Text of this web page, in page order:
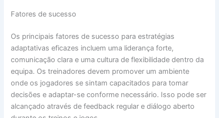
Fatores de sucesso
Os principais fatores de sucesso para estratégias
adaptativas eficazes incluem uma liderança forte,
comunicação clara e uma cultura de flexibilidade dentro da
equipa. Os treinadores devem promover um ambiente
onde os jogadores se sintam capacitados para tomar
decisões e adaptar-se conforme necessário. Isso pode ser
alcançado através de feedback regular e diálogo aberto